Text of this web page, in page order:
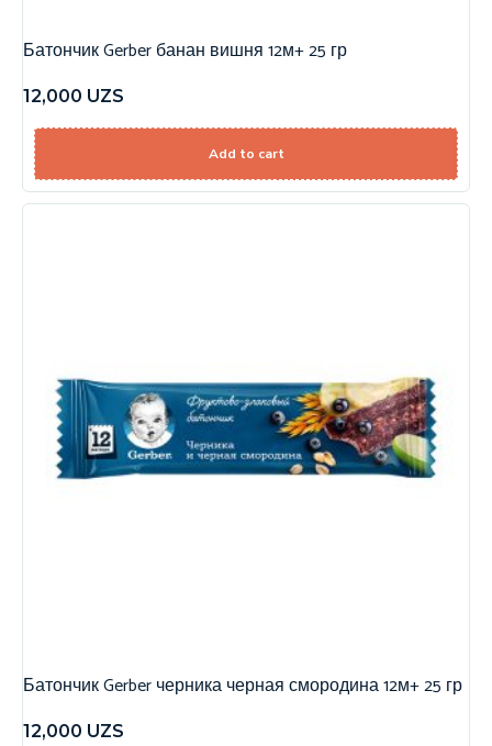
Батончик Gerber банан вишня 12м+ 25 гр
12,000 UZS
Add to cart
Батончик Gerber черника черная смородина 12м+ 25 гр
12,000 UZS